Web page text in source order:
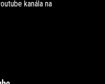
kanála na